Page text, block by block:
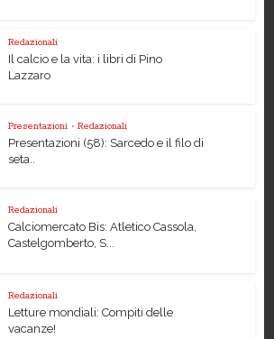
Redazionali
Il calcio e la vita: i libri di Pino
Lazzaro
Presentazioni • Redazionali
Presentazioni (58): Sarcedo e il filo di
seta..
Redazionali
Calciomercato Bis: Atletico Cassola,
Castelgomberto, S...
Redazionali
Letture mondiali: Compiti delle
vacanze!